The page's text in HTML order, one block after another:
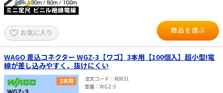
お気に入り 商品を選ぶ
WAGO 差込コネクター WGZ-3【ワゴ】3本用【100個入】超小型!電
線が差し込みやすく、抜けにくい
注文コード
K0831
型番
WGZ-3